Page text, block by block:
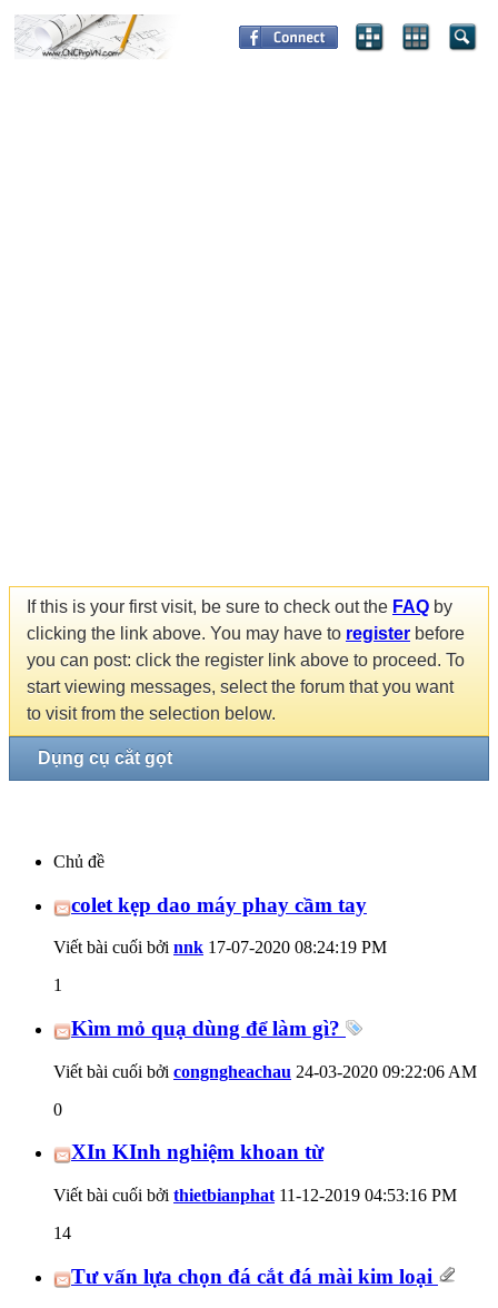
If this is your first visit, be sure to check out the FAQ by
clicking the link above. You may have to register before
you can post: click the register link above to proceed. To
start viewing messages, select the forum that you want
to visit from the selection below.
Dụng cụ cắt gọt
Chủ đề
colet kẹp dao máy phay cầm tay
Viết bài cuối bởi nnk 17-07-2020 08:24:19 PM
1
Kìm mỏ quạ dùng để làm gì?
Viết bài cuối bởi congngheachau 24-03-2020 09:22:06 AM
0
XIn KInh nghiệm khoan từ
Viết bài cuối bởi thietbianphat 11-12-2019 04:53:16 PM
14
Tư vấn lựa chọn đá cắt đá mài kim loại